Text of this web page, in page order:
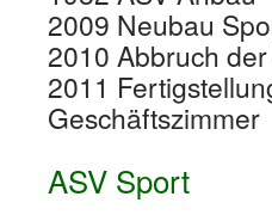
2009 Neubau
2010 Abbruch
2011
Geschäftszimmer
ASV Sport